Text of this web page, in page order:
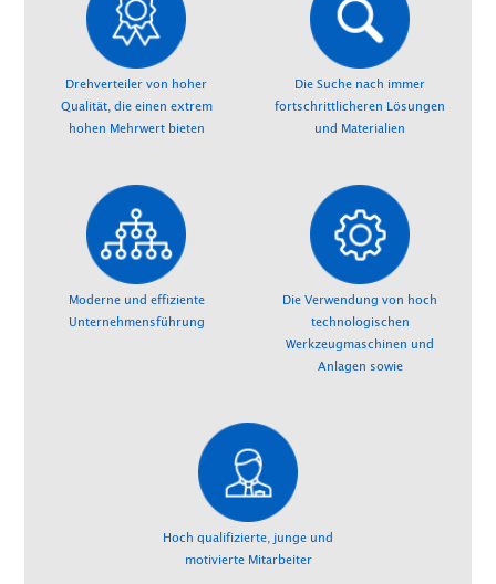
Drehverteiler von hoher
Qualität, die einen extrem
hohen Mehrwert bieten
Die Suche nach immer
fortschrittlicheren Lösungen
und Materialien
Moderne und effiziente
Unternehmensführung
Die Verwendung von hoch
technologischen
Werkzeugmaschinen und
Anlagen sowie
Hoch qualifizierte, junge und
motivierte Mitarbeiter